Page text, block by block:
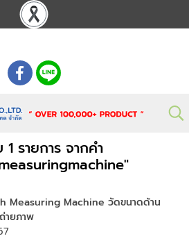
รายการ จากคำ
Measuring Machine วัดขนาดด้าน
ายภาพ